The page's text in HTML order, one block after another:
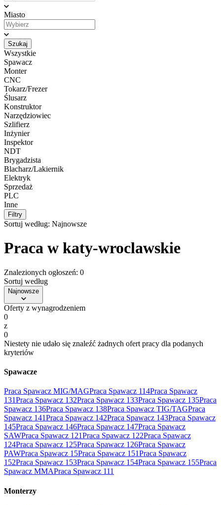
Miasto
Szukaj
Wszystkie
Spawacz
Monter
CNC
Tokarz/Frezer
Ślusarz
Konstruktor
Narzędziowiec
Szlifierz
Inżynier
Inspektor
NDT
Brygadzista
Blacharz/Lakiernik
Elektryk
Sprzedaż
PLC
Inne
Filtry
Sortuj według: Najnowsze
Praca w katy-wroclawskie
Znalezionych ogłoszeń: 0
Sortuj według
Najnowsze
Oferty z wynagrodzeniem
0
z
0
Niestety nie udało się znaleźć żadnych ofert pracy dla podanych
kryteriów
Spawacze
Praca Spawacz MIG/MAGPraca Spawacz 114Praca Spawacz
131Praca Spawacz 132Praca Spawacz 133Praca Spawacz 135Praca
Spawacz 136Praca Spawacz 138Praca Spawacz TIG/TAGPraca
Spawacz 141Praca Spawacz 142Praca Spawacz 143Praca Spawacz
145Praca Spawacz 146Praca Spawacz 147Praca Spawacz
SAWPraca Spawacz 121Praca Spawacz 122Praca Spawacz
124Praca Spawacz 125Praca Spawacz 126Praca Spawacz
PAWPraca Spawacz 15Praca Spawacz 151Praca Spawacz
152Praca Spawacz 153Praca Spawacz 154Praca Spawacz 155Praca
Spawacz MMAPraca Spawacz 111
Monterzy